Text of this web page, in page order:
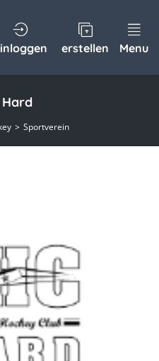
erstellen Menu
Hard
Sportverein